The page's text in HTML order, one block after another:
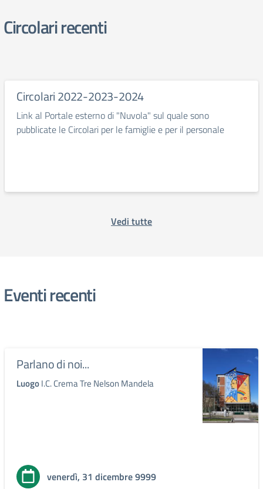
Circolari recenti
Circolari 2022-2023-2024
Link al Portale esterno di "Nuvola" sul quale sono
pubblicate le Circolari per le famiglie e per il personale
Vedi tutte
Eventi recenti
Parlano di noi...
LuogoI.C. Crema Tre Nelson Mandela
venerdì, 31 dicembre 9999